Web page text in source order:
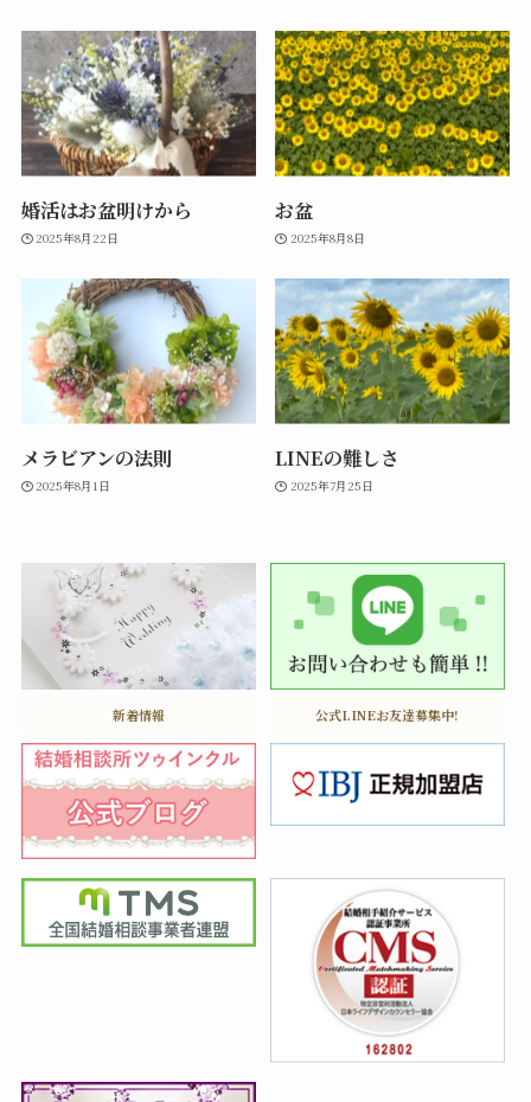
婚活はお盆明けから
2025年8月22日
お盆
2025年8月8日
メラビアンの法則
2025年8月1日
LINEの難しさ
2025年7月25日
新着情報 公式LINEお友達募集中!